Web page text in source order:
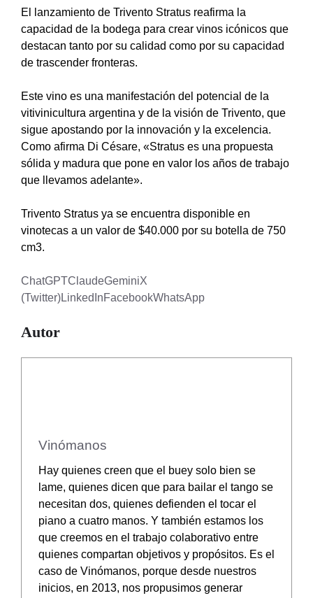
El lanzamiento de Trivento Stratus reafirma la
capacidad de la bodega para crear vinos icónicos que
destacan tanto por su calidad como por su capacidad
de trascender fronteras.
Este vino es una manifestación del potencial de la
vitivinicultura argentina y de la visión de Trivento, que
sigue apostando por la innovación y la excelencia.
Como afirma Di Césare, «Stratus es una propuesta
sólida y madura que pone en valor los años de trabajo
que llevamos adelante».
Trivento Stratus ya se encuentra disponible en
vinotecas a un valor de $40.000 por su botella de 750
cm3.
ChatGPTClaudeGeminiX
(Twitter)LinkedInFacebookWhatsApp
Autor
Vinómanos
Hay quienes creen que el buey solo bien se
lame, quienes dicen que para bailar el tango se
necesitan dos, quienes defienden el tocar el
piano a cuatro manos. Y también estamos los
que creemos en el trabajo colaborativo entre
quienes compartan objetivos y propósitos. Es el
caso de Vinómanos, porque desde nuestros
inicios, en 2013, nos propusimos generar